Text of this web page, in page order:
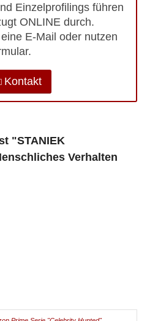
Einzelprofilings führen
ONLINE durch.
E-Mail oder nutzen
Kontakt
"STANIEK
Verhalten